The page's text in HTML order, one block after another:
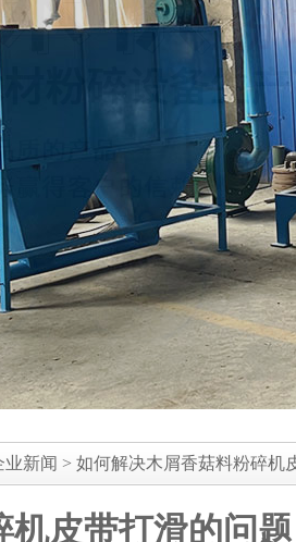
业新闻 > 如何解决木屑香菇料粉碎机
机皮带打滑的问题